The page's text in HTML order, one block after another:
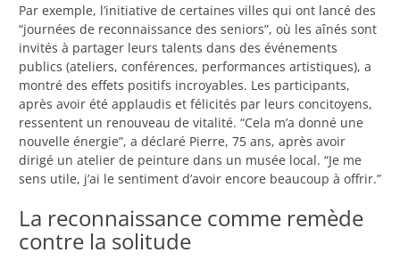
Par exemple, l’initiative de certaines villes qui ont lancé des
“journées de reconnaissance des seniors”, où les aînés sont
invités à partager leurs talents dans des événements
publics (ateliers, conférences, performances artistiques), a
montré des effets positifs incroyables. Les participants,
après avoir été applaudis et félicités par leurs concitoyens,
ressentent un renouveau de vitalité. “Cela m’a donné une
nouvelle énergie”, a déclaré Pierre, 75 ans, après avoir
dirigé un atelier de peinture dans un musée local. “Je me
sens utile, j’ai le sentiment d’avoir encore beaucoup à offrir.”
La reconnaissance comme remède
contre la solitude